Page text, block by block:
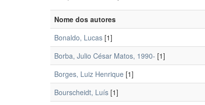
Nome dos autores
Bonaldo, Lucas [1]
Borba, Julio César Matos, 1990- [1]
Borges, Luiz Henrique [1]
Bourscheidt, Luís [1]